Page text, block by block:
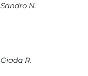
Sandro N.
Giada R.